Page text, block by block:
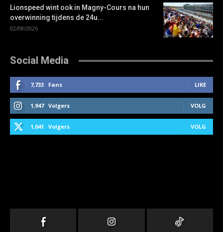
Lionspeed wint ook in Magny-Cours na hun
overwinning tijdens de 24u...
02/08/2026
Social Media
7,733 Fans LIKE
1,947 Volgers VOLG
1,041 Volgers VOLG